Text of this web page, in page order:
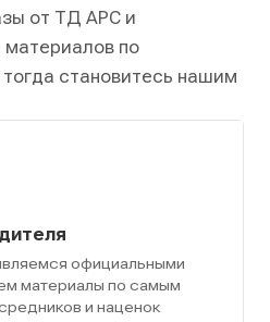
от ТД АРС и
материалов по
становитесь нашим
официальными
материалы по самым
и наценок